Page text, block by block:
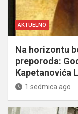
AKTUELNO
Na horizontu
preporoda:
Kapetanovića
1 sedmica ago